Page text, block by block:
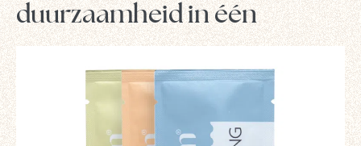
duurzaamheid in één